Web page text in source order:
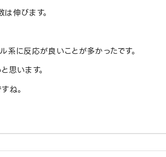
伸びます。
系に反応が良いことが多かったです。
思います。
ね。